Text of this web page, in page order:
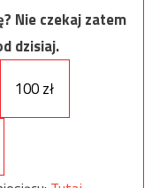
Nie czekaj zatem
dzisiaj.
100 zł